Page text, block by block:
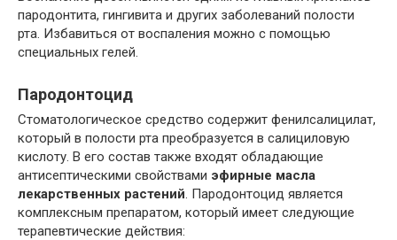
пародонтита, гингивита и других заболеваний полости
рта. Избавиться от воспаления можно с помощью
специальных гелей.
Пародонтоцид
Стоматологическое средство содержит фенилсалицилат,
который в полости рта преобразуется в салициловую
кислоту. В его состав также входят обладающие
антисептическими свойствами эфирные масла
лекарственных растений. Пародонтоцид является
комплексным препаратом, который имеет следующие
терапевтические действия: